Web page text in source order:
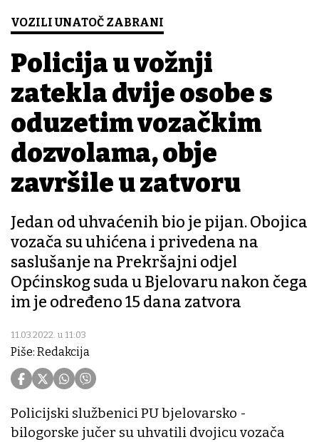
VOZILI UNATOČ ZABRANI
Policija u vožnji
zatekla dvije osobe s
oduzetim vozačkim
dozvolama, obje
završile u zatvoru
Jedan od uhvaćenih bio je pijan. Obojica
vozača su uhićena i privedena na
saslušanje na Prekršajni odjel
Općinskog suda u Bjelovaru nakon čega
im je određeno 15 dana zatvora
11.03.2022. u 11:03
Piše: Redakcija
Policijski službenici PU bjelovarsko -
bilogorske jučer su uhvatili dvojicu vozača